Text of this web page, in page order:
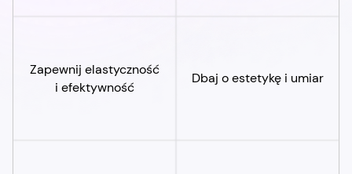
Zapewnij elastyczność
i efektywność
Dbaj o estetykę i umiar